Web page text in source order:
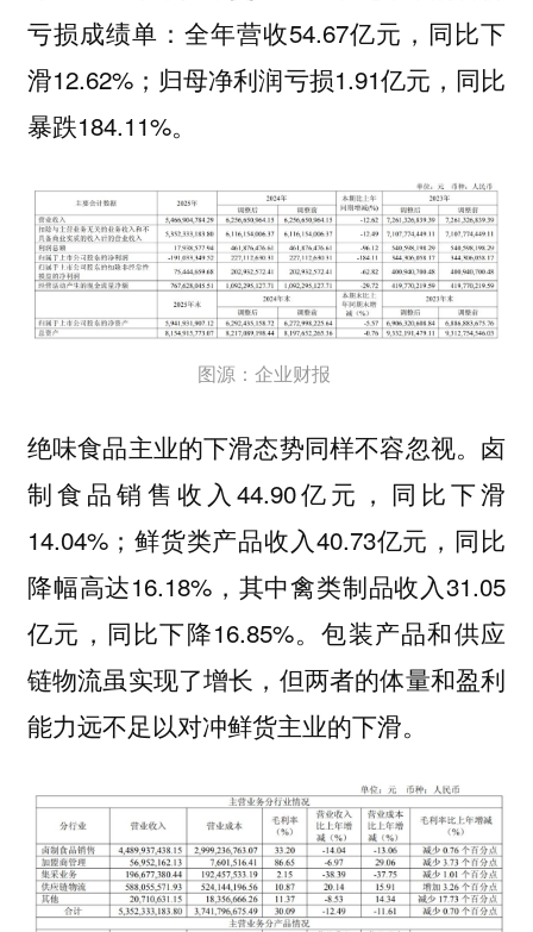
亏损成绩单：全年营收54.67亿元，同比下
滑12.62%；归母净利润亏损1.91亿元，同比
暴跌184.11%。
图源：企业财报
绝味食品主业的下滑态势同样不容忽视。卤
制食品销售收入44.90亿元，同比下滑
14.04%；鲜货类产品收入40.73亿元，同比
降幅高达16.18%，其中禽类制品收入31.05
亿元，同比下降16.85%。包装产品和供应
链物流虽实现了增长，但两者的体量和盈利
能力远不足以对冲鲜货主业的下滑。